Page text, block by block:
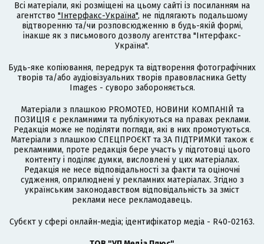
Всі матеріали, які розміщені на цьому сайті із посиланням на
агентство "Інтерфакс-Україна", не підлягають подальшому
відтворенню та/чи розповсюдженню в будь-якій формі,
інакше як з письмового дозволу агентства "Інтерфакс-
Україна".
Будь-яке копіювання, передрук та відтворення фотографічних
творів та/або аудіовізуальних творів правовласника Getty
Images - суворо забороняється.
Матеріали з плашкою PROMOTED, НОВИНИ КОМПАНІЙ та
ПОЗИЦІЯ є рекламними та публікуються на правах реклами.
Редакція може не поділяти погляди, які в них промотуються.
Матеріали з плашкою СПЕЦПРОЄКТ та ЗА ПІДТРИМКИ також є
рекламними, проте редакція бере участь у підготовці цього
контенту і поділяє думки, висловлені у цих матеріалах.
Редакція не несе відповідальності за факти та оціночні
судження, оприлюднені у рекламних матеріалах. Згідно з
українським законодавством відповідальність за зміст
реклами несе рекламодавець.
Cубєкт у сфері онлайн-медіа; ідентифікатор медіа - R40-02163.